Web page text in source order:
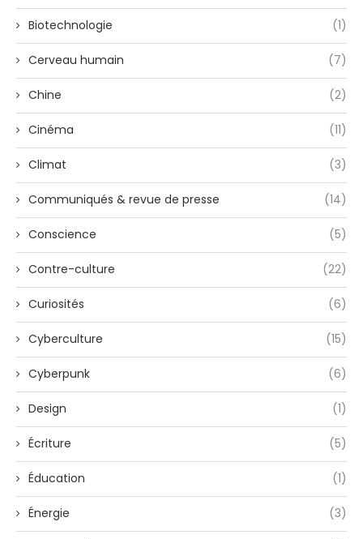
Biotechnologie (1)
Cerveau humain (7)
Chine (2)
Cinéma (11)
Climat (3)
Communiqués & revue de presse (14)
Conscience (5)
Contre-culture (22)
Curiosités (6)
Cyberculture (15)
Cyberpunk (6)
Design (1)
Écriture (5)
Éducation (1)
Énergie (3)